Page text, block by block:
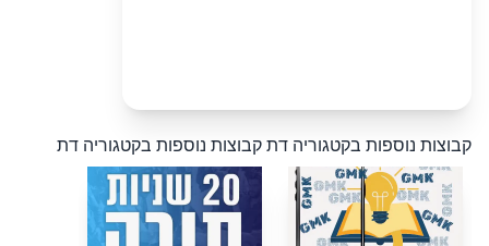
קבוצות נוספות בקטגוריה דתקבוצות נוספות בקטגוריה דת